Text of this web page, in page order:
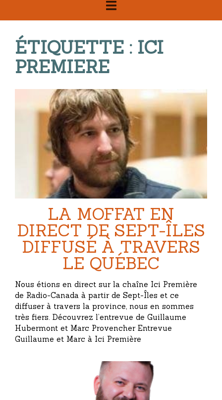
ÉTIQUETTE : ICI
PREMIERE
LA MOFFAT EN
DIRECT DE SEPT-ÎLES
DIFFUSÉ À TRAVERS
LE QUÉBEC
Nous étions en direct sur la chaîne Ici Première
de Radio-Canada à partir de Sept-Îles et ce
diffuser à travers la province, nous en sommes
très fiers. Découvrez l’entrevue de Guillaume
Hubermont et Marc Provencher Entrevue
Guillaume et Marc à Ici Première